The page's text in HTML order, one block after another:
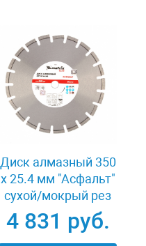
Диск алмазный 350
х 25.4 мм "Асфальт"
сухой/мокрый рез
Pro Matrix 731073
4 831 руб.